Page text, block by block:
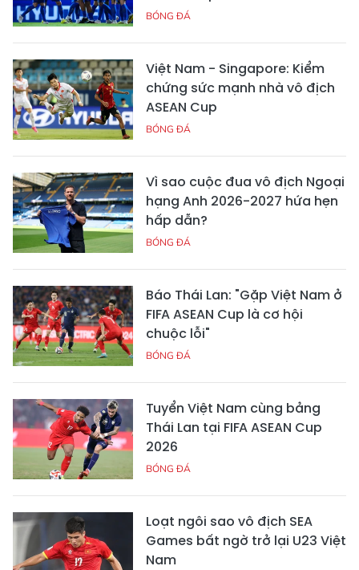
BÓNG ĐÁ
Việt Nam - Singapore: Kiểm
chứng sức mạnh nhà vô địch
ASEAN Cup
BÓNG ĐÁ
Vì sao cuộc đua vô địch Ngoại
hạng Anh 2026-2027 hứa hẹn
hấp dẫn?
BÓNG ĐÁ
Báo Thái Lan: "Gặp Việt Nam ở
FIFA ASEAN Cup là cơ hội
chuộc lỗi"
BÓNG ĐÁ
Tuyển Việt Nam cùng bảng
Thái Lan tại FIFA ASEAN Cup
2026
BÓNG ĐÁ
Loạt ngôi sao vô địch SEA
Games bất ngờ trở lại U23 Việt
Nam